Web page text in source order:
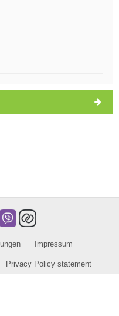
Impressum
Privacy Policy statement